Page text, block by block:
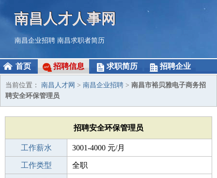
南昌人才人事网
南昌企业招聘 南昌求职者简历
首页 招聘信息 求职简历 招聘企业
当前位置： 南昌人才网 > 南昌企业招聘 > 南昌市裕贝雅电子商务招
聘安全环保管理员
招聘安全环保管理员
工作薪水 3001-4000 元/月
招聘人数 2人
工作类型 全职